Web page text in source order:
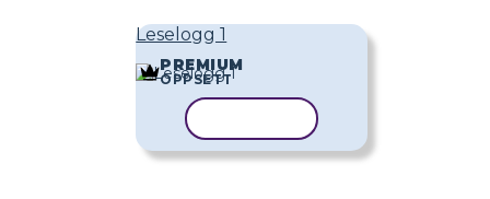
Leselogg 1
PREMIUM
OPPSETT